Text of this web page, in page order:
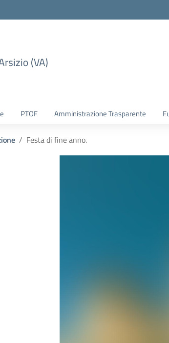
(VA)
PTOF Amministrazione Trasparente
Festa di fine anno.